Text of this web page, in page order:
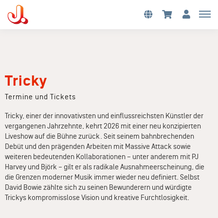
Tricky
Termine und Tickets
Tricky, einer der innovativsten und einflussreichsten Künstler der
vergangenen Jahrzehnte, kehrt 2026 mit einer neu konzipierten
Liveshow auf die Bühne zurück. Seit seinem bahnbrechenden
Debüt und den prägenden Arbeiten mit Massive Attack sowie
weiteren bedeutenden Kollaborationen – unter anderem mit PJ
Harvey und Björk – gilt er als radikale Ausnahmeerscheinung, die
die Grenzen moderner Musik immer wieder neu definiert. Selbst
David Bowie zählte sich zu seinen Bewunderern und würdigte
Trickys kompromisslose Vision und kreative Furchtlosigkeit.